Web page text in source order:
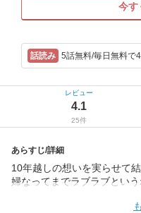
今す
5話無料/毎日無料で
レビュー
4.1
25件
あらすじ/詳細
10年越しの想いを実らせて
婦なってまでラブラブとい